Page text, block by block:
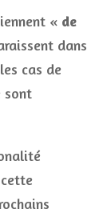
« de
dans
cas de
sont